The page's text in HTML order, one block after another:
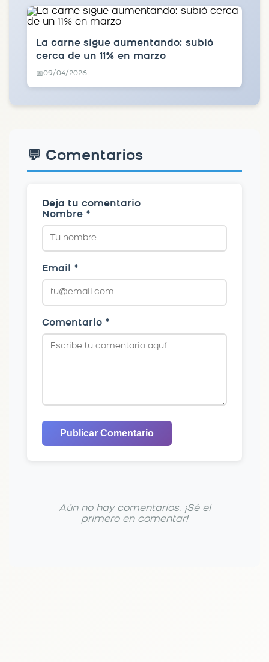
La carne sigue aumentando: subió
cerca de un 11% en marzo
📅09/04/2026
💬 Comentarios
Deja tu comentario
Nombre *
Email *
Comentario *
Publicar Comentario
Aún no hay comentarios. ¡Sé el
primero en comentar!